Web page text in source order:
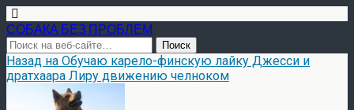
СОБАКА БЕЗ ПРОБЛЕМ
Назад на Обучаю карело-финскую лайку Джесси и
дратхаара Лиру движению челноком